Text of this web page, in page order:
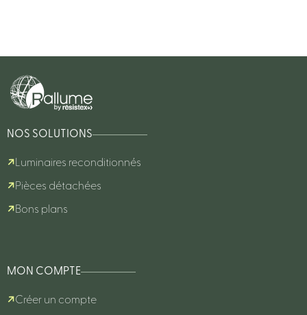
NOS SOLUTIONS
Luminaires reconditionnés
Pièces détachées
Bons plans
MON COMPTE
Créer un compte